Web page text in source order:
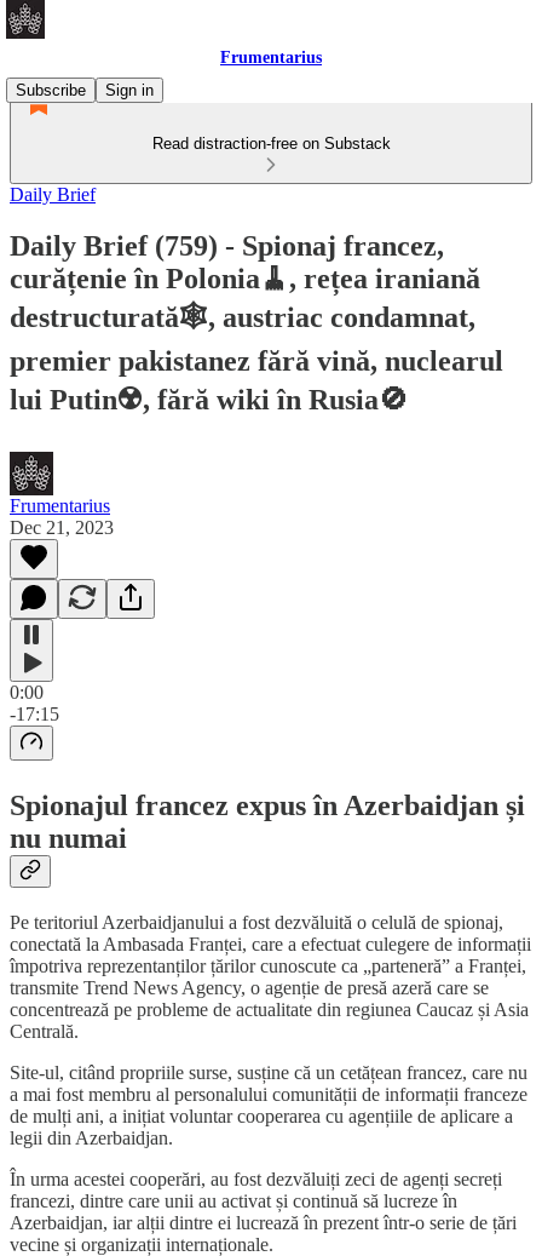
Frumentarius
Subscribe
Sign in
Read distraction-free on Substack
Daily Brief
Daily Brief (759) - Spionaj francez,
curățenie în Polonia🧹, rețea iraniană
destructurată🕸️, austriac condamnat,
premier pakistanez fără vină, nuclearul
lui Putin☢️, fără wiki în Rusia🚫
Frumentarius
Dec 21, 2023
0:00
-17:15
Spionajul francez expus în Azerbaidjan și
nu numai
Pe teritoriul Azerbaidjanului a fost dezvăluită o celulă de spionaj,
conectată la Ambasada Franței, care a efectuat culegere de informații
împotriva reprezentanților țărilor cunoscute ca „parteneră” a Franței,
transmite Trend News Agency, o agenție de presă azeră care se
concentrează pe probleme de actualitate din regiunea Caucaz și Asia
Centrală.
Site-ul, citând propriile surse, susține că un cetățean francez, care nu
a mai fost membru al personalului comunității de informații franceze
de mulți ani, a inițiat voluntar cooperarea cu agențiile de aplicare a
legii din Azerbaidjan.
În urma acestei cooperări, au fost dezvăluiți zeci de agenți secreți
francezi, dintre care unii au activat și continuă să lucreze în
Azerbaidjan, iar alții dintre ei lucrează în prezent într-o serie de țări
vecine și organizații internaționale.